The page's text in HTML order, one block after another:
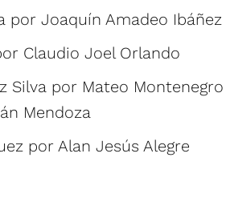
por Joaquín Amadeo Ibáñez
Claudio Joel Orlando
Silva por Mateo Montenegro
Mendoza
por Alan Jesús Alegre